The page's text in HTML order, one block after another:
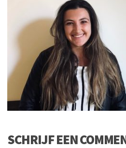
SCHRIJF EEN